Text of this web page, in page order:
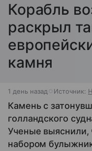
Корабль
раскрыл
камня
1 день назад Источник:
Камень с
голландского
Ученые выяснили,
набором